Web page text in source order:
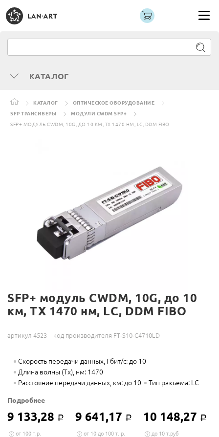
КАТАЛОГ
КАТАЛОГ
ОПТИЧЕСКОЕ ОБОРУДОВАНИЕ
SFP ТРАНСИВЕРЫ
МОДУЛИ CWDM SFP+
SFP+ МОДУЛЬ CWDM, 10G, ДО 10 КМ, TX 1470 НМ, LC, DDM FIBO
SFP+ модуль CWDM, 10G, до 10
км, TX 1470 нм, LC, DDM FIBO
артикул 4523 код производителя FT-S10-C4710LD
Скорость передачи данных, Гбит/с: до 10
Длина волны (Tx), нм: 1470
Расстояние передачи данных, км: до 10
Тип разъема: LC
Подробнее
9 133,28 Р 9 641,17 Р 10 148,27 Р
от 100 т.р. от 10 до 100 т. р. до 10 т.руб